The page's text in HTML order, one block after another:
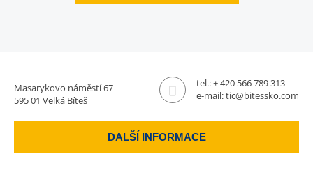
Masarykovo náměstí 67
595 01 Velká Bíteš
tel.:+ 420 566 789 313
e-mail:tic@bitessko.com
DALŠÍ INFORMACE